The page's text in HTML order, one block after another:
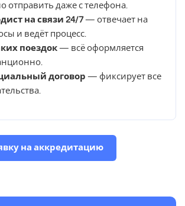
отправить даже с телефона.
на связи 24/7— отвечает на
и ведёт процесс.
поездок— всё оформляется
договор — фиксирует все
на аккредитацию